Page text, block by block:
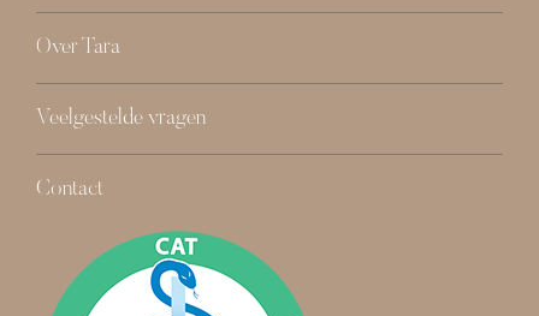
Over Tara
Veelgestelde vragen
Contact